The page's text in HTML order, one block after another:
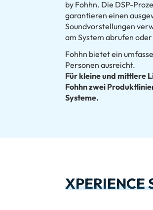
by Fohhn. Die DSP-
garantieren einen
Soundvorstellungen
am System abrufen
Fohhn bietet ein
Personen ausreicht.
Für kleine und mittlere
Fohhn zwei
Systeme.
XPERIENCE